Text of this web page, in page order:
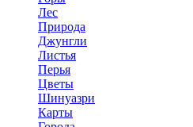
Лес
Природа
Джунгли
Листья
Перья
Цветы
Шинуазри
Карты